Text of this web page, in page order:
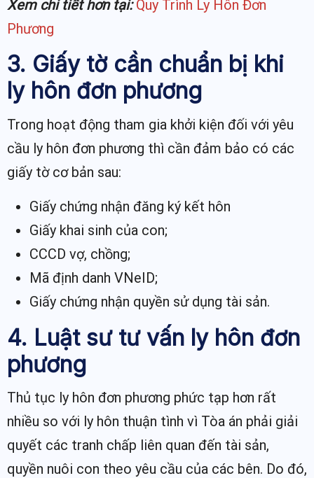
Xem chi tiết hơn tại:Quy Trình Ly Hôn Đơn
Phương
3. Giấy tờ cần chuẩn bị khi
ly hôn đơn phương
Trong hoạt động tham gia khởi kiện đối với yêu
cầu ly hôn đơn phương thì cần đảm bảo có các
giấy tờ cơ bản sau:
Giấy chứng nhận đăng ký kết hôn
Giấy khai sinh của con;
CCCD vợ, chồng;
Mã định danh VNeID;
Giấy chứng nhận quyền sử dụng tài sản.
4. Luật sư tư vấn ly hôn đơn
phương
Thủ tục ly hôn đơn phương phức tạp hơn rất
nhiều so với ly hôn thuận tình vì Tòa án phải giải
quyết các tranh chấp liên quan đến tài sản,
quyền nuôi con theo yêu cầu của các bên. Do đó,